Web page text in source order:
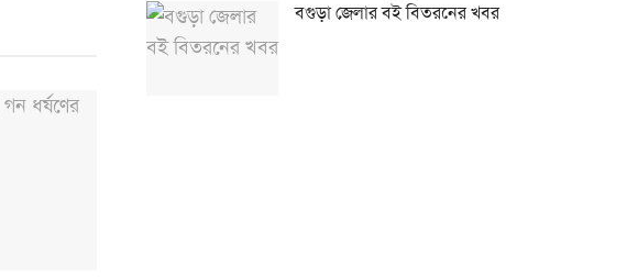
বগুড়া জেলার বই বিতরনের খবর